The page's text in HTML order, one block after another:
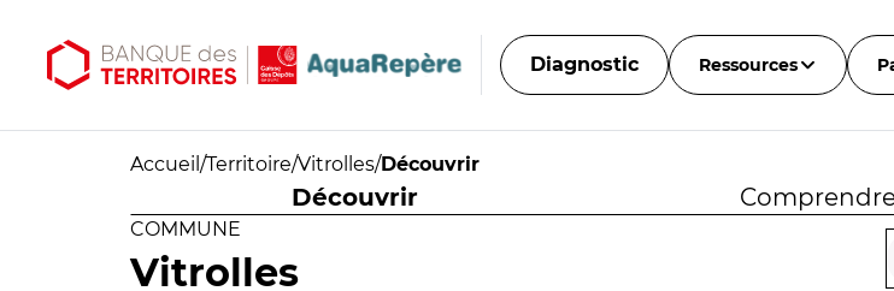
Diagnostic Ressources
Accueil /Territoire/Vitrolles/Découvrir
Découvrir
COMMUNE
Vitrolles